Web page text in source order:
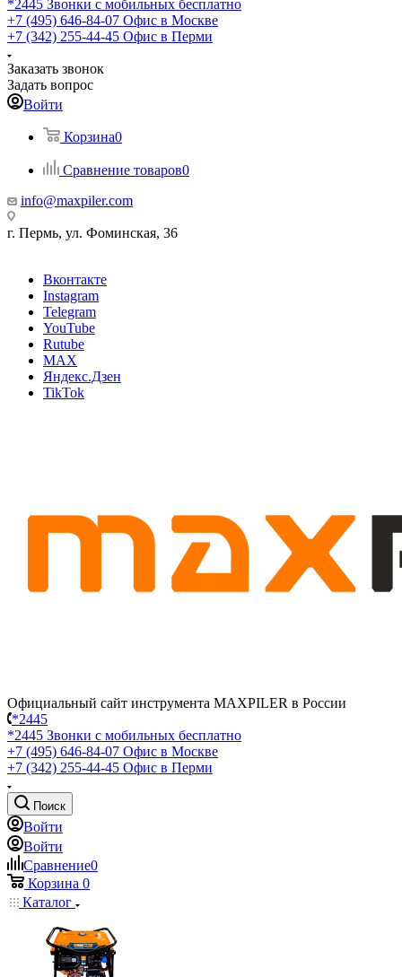
*2445 Звонки с мобильных бесплатно
+7 (495) 646-84-07 Офис в Москве
+7 (342) 255-44-45 Офис в Перми
Заказать звонок
Задать вопрос
Войти
Корзина0
Сравнение товаров0
info@maxpiler.com
г. Пермь, ул. Фоминская, 36
Вконтакте
Instagram
Telegram
YouTube
Rutube
MAX
Яндекс.Дзен
TikTok
Официальный сайт инструмента MAXPILER в России
*2445
*2445 Звонки с мобильных бесплатно
+7 (495) 646-84-07 Офис в Москве
+7 (342) 255-44-45 Офис в Перми
Поиск
Войти
Войти
Сравнение0
Корзина 0
Каталог